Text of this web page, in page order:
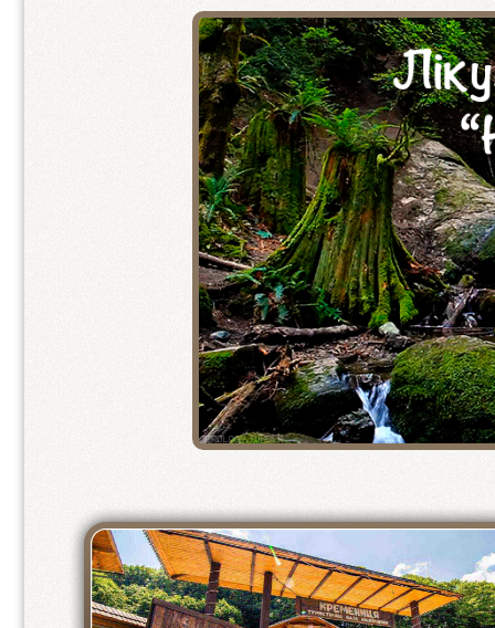
ПЕНТХАУС - люкс 1+1+1
2-ох місний покращений
Стандарт покращений 1+1
Стандарт покращений 2+1
3-місний стандарт
2-місний економ
4-місний економ
Зала для сніданків
Меню